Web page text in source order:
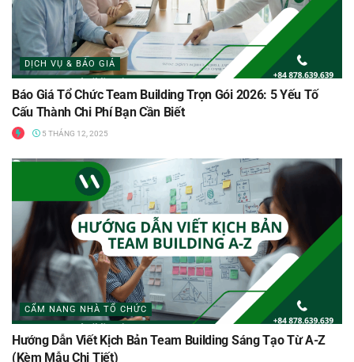
DỊCH VỤ & BÁO GIÁ
Báo Giá Tổ Chức Team Building Trọn Gói 2026: 5 Yếu Tố
Cấu Thành Chi Phí Bạn Cần Biết
5 THÁNG 12, 2025
CẨM NANG NHÀ TỔ CHỨC
Hướng Dẫn Viết Kịch Bản Team Building Sáng Tạo Từ A-Z
(Kèm Mẫu Chi Tiết)